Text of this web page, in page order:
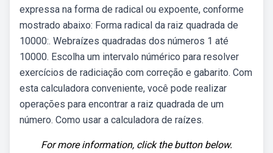
expressa na forma de radical ou expoente, conforme
mostrado abaixo: Forma radical da raiz quadrada de
10000:. Webraízes quadradas dos números 1 até
10000. Escolha um intervalo númérico para resolver
exercícios de radiciação com correção e gabarito. Com
esta calculadora conveniente, você pode realizar
operações para encontrar a raiz quadrada de um
número. Como usar a calculadora de raízes.
For more information, click the button below.